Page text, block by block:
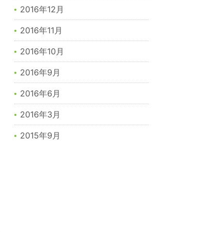
2016年12月
2016年11月
2016年10月
2016年9月
2016年6月
2016年3月
2015年9月